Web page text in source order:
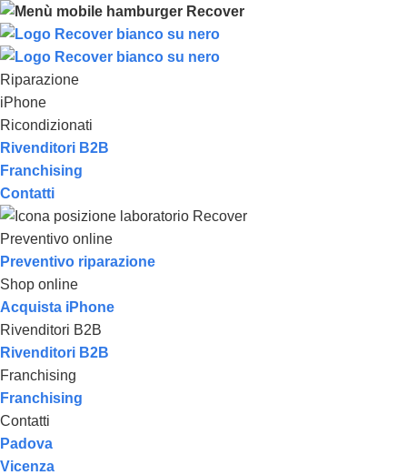
Riparazione
iPhone
Ricondizionati
Rivenditori B2B
Franchising
Contatti
Preventivo online
Preventivo riparazione
Shop online
Acquista iPhone
Rivenditori B2B
Rivenditori B2B
Franchising
Franchising
Contatti
Padova
Vicenza